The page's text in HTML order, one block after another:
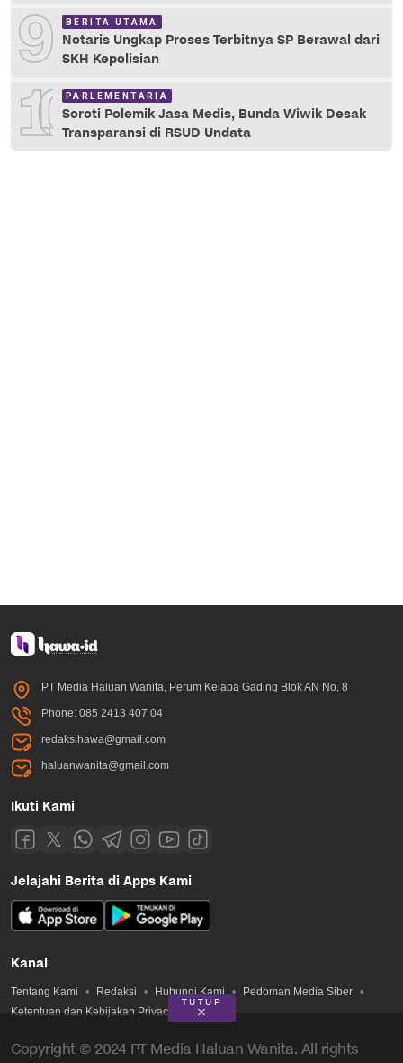
9 BERITA UTAMA
Notaris Ungkap Proses Terbitnya SP Berawal dari
SKH Kepolisian
10 PARLEMENTARIA
Soroti Polemik Jasa Medis, Bunda Wiwik Desak
Transparansi di RSUD Undata
PT Media Haluan Wanita, Perum Kelapa Gading Blok AN No, 8
Phone: 085 2413 407 04
redaksihawa@gmail.com
haluanwanita@gmail.com
Ikuti Kami
Jelajahi Berita di Apps Kami
Kanal
Tentang Kami Redaksi Hubungi Kami
Pedoman Media Siber
Ketentuan dan Kebijakan Privacy
Copyright © 2024 PT Media Haluan Wanita. All rights
TUTUP